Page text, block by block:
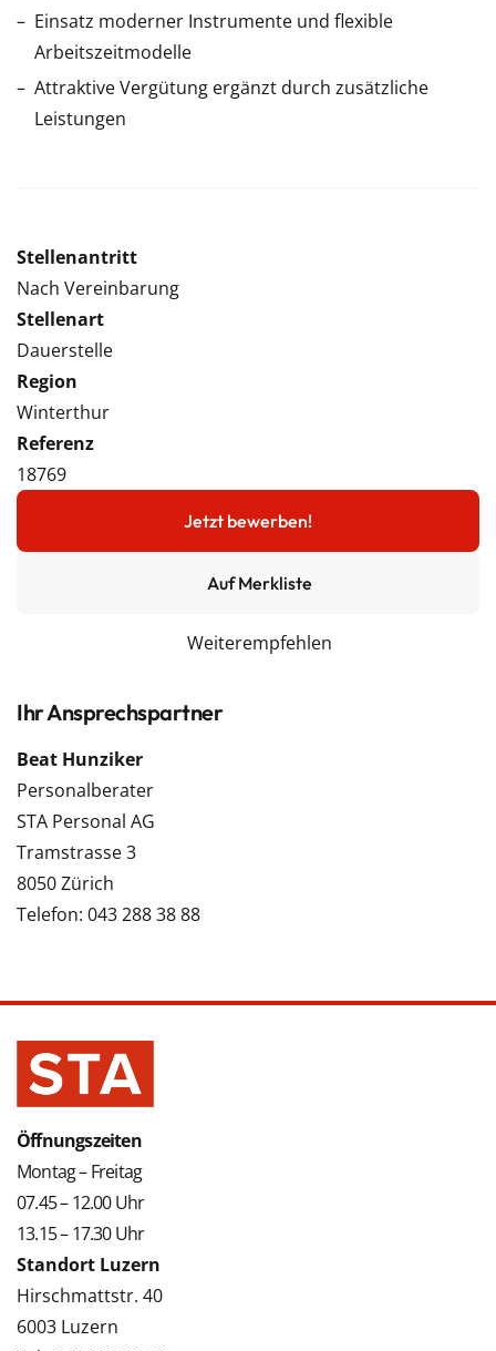
Einsatz moderner Instrumente und flexible
Arbeitszeitmodelle
Attraktive Vergütung ergänzt durch zusätzliche
Leistungen
Stellenantritt
Nach Vereinbarung
Stellenart
Dauerstelle
Region
Winterthur
Referenz
18769
Jetzt bewerben!
Auf Merkliste
Weiterempfehlen
Ihr Ansprechspartner
Beat Hunziker
Personalberater
STA Personal AG
Tramstrasse 3
8050 Zürich
Telefon: 043 288 38 88
Öffnungszeiten
Montag – Freitag
07.45 – 12.00 Uhr
13.15 – 17.30 Uhr
Standort Luzern
Hirschmattstr. 40
6003 Luzern